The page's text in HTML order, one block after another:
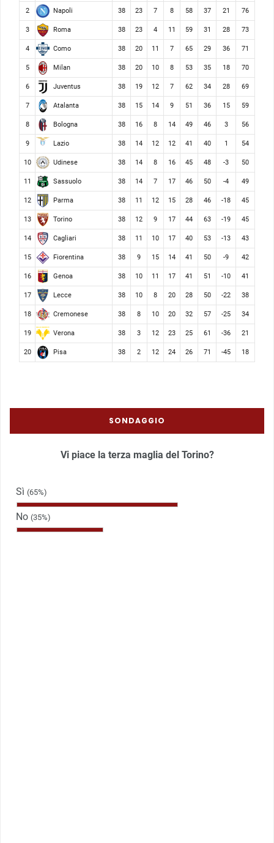
2 Napoli 38 23 7 8 58 37 21 76
3 Roma 38 23 4 11 59 31 28 73
4 Como 38 20 11 7 65 29 36 71
5 Milan 38 20 10 8 53 35 18 70
6 Juventus 38 19 12 7 62 34 28 69
7 Atalanta 38 15 14 9 51 36 15 59
8 Bologna 38 16 8 14 49 46 3 56
9 Lazio 38 14 12 12 41 40 1 54
10 Udinese 38 14 8 16 45 48 -3 50
11 Sassuolo 38 14 7 17 46 50 -4 49
12 Parma 38 11 12 15 28 46 -18 45
13 Torino 38 12 9 17 44 63 -19 45
14 Cagliari 38 11 10 17 40 53 -13 43
15 Fiorentina 38 9 15 14 41 50 -9 42
16 Genoa 38 10 11 17 41 51 -10 41
17 Lecce 38 10 8 20 28 50 -22 38
18 Cremonese 38 8 10 20 32 57 -25 34
19 Verona 38 3 12 23 25 61 -36 21
20 Pisa 38 2 12 24 26 71 -45 18
SONDAGGIO
Vi piace la terza maglia del Torino?
Sì (65%)
No (35%)